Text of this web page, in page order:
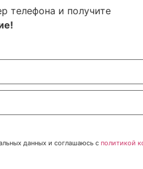
телефона и получите
данных и соглашаюсь с политикой